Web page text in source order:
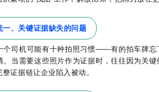
一、关键证据缺失的问题
个司机可能有十种拍照习惯——有的拍车牌忘
。当需要这些照片作为证据时，往往因为关键
证据链让企业陷入被动。